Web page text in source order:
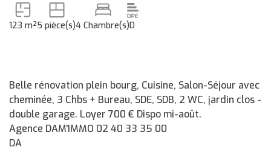
123 m²5 pièce(s)4 Chambre(s)D
Belle rénovation plein bourg, Cuisine, Salon-Séjour avec
cheminée, 3 Chbs + Bureau, SDE, SDB, 2 WC, jardin clos -
double garage. Loyer 700 € Dispo mi-août.
Agence DAM'IMMO 02 40 33 35 00
DA